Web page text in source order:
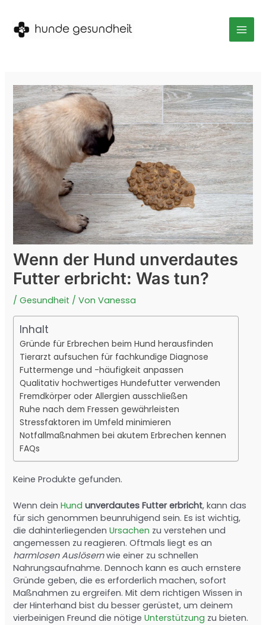
springen
Wenn der Hund unverdautes
Futter erbricht: Was tun?
/Gesundheit / VonVanessa
Inhalt
Gründe für Erbrechen beim Hund herausfinden
Tierarzt aufsuchen für fachkundige Diagnose
Futtermenge und -häufigkeit anpassen
Qualitativ hochwertiges Hundefutter verwenden
Fremdkörper oder Allergien ausschließen
Ruhe nach dem Fressen gewährleisten
Stressfaktoren im Umfeld minimieren
Notfallmaßnahmen bei akutem Erbrechen kennen
FAQs
Keine Produkte gefunden.
Wenn deinHund unverdautes Futter erbricht, kann das
für sich genommen beunruhigend sein. Es ist wichtig,
die dahinterliegendenUrsachen zu verstehen und
angemessen zu reagieren. Oftmals liegt es an
harmlosen Auslösernwie einer zu schnellen
Nahrungsaufnahme. Dennoch kann es auch ernstere
Gründe geben, die es erforderlich machen, sofort
Maßnahmen zu ergreifen. Mit dem richtigen Wissen in
der Hinterhand bist du besser gerüstet, um deinem
vierbeinigen Freund die nötigeUnterstützung zu bieten.